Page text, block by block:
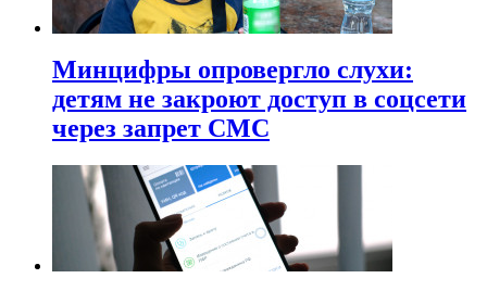
Минцифры опровергло слухи:
детям не закроют доступ в соцсети
через запрет СМС